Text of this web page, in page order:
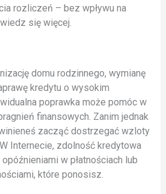
rozliczeń – bez wpływu na
się więcej.
domu rodzinnego, wymianę
kredytu o wysokim
poprawka może pomóc w
finansowych. Zanim jednak
zacząć dostrzegać wzloty
Internecie, zdolność kredytowa
w płatnościach lub
które ponosisz.